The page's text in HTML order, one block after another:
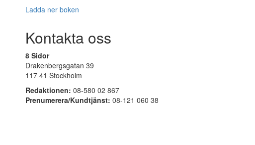
Ladda ner boken
Kontakta oss
8 Sidor
Drakenbergsgatan 39
117 41 Stockholm
Redaktionen: 08-580 02 867
Prenumerera/Kundtjänst: 08-121 060 38